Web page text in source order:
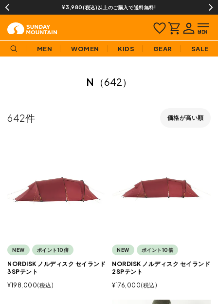
¥3,980(税込)以上のご購入で送料無料!
MEN WOMEN KIDS GEAR SALE
N （642）
価格が高い順
642
NEW ポイント10倍
NORDISK ノルディスク セイランド
3SPテント
¥198,000 税込
NEW ポイント10倍
NORDISK ノルディスク セイランド
2SPテント
¥176,000 税込